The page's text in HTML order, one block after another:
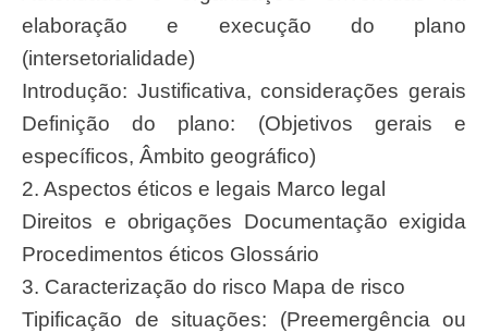
elaboração e execução do plano
(intersetorialidade)
Introdução: Justificativa, considerações gerais
Definição do plano: (Objetivos gerais e
específicos, Âmbito geográfico)
2. Aspectos éticos e legais Marco legal
Direitos e obrigações Documentação exigida
Procedimentos éticos Glossário
3. Caracterização do risco Mapa de risco
Tipificação de situações: (Preemergência ou